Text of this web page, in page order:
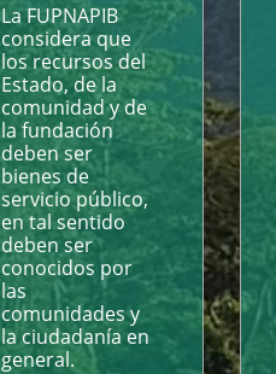
La FUPNAPIB
considera que
los recursos del
Estado, de la
comunidad y de
la fundación
deben ser
bienes de
servicio público,
en tal sentido
deben ser
conocidos por
las
comunidades y
la ciudadanía en
general.